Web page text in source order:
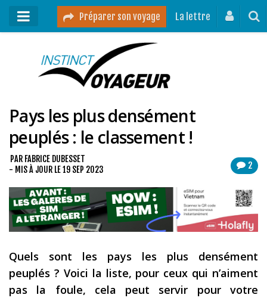
Préparer son voyage La lettre
Mon podcast
Destinations
Mes ressources pour voyager
Guides voyages
Contact
Mon journal de bord sur Instagram
Blog voyage
Les derniers articles
Pays les plus densément
peuplés : le classement !
2
PAR FABRICE DUBESSET
- MIS À JOUR LE19 SEP 2023
Quels sont les pays les plus densément
peuplés ? Voici la liste, pour ceux qui n’aiment
pas la foule, cela peut servir pour votre